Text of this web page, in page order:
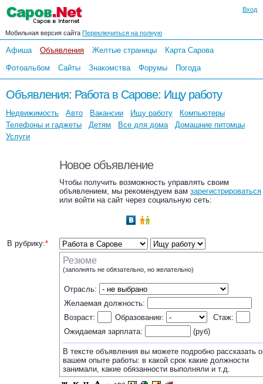
Вход
Мобильная версия сайта Переключиться на полную
Афиша Объявления Желтые страницы
Карта Сарова
Фотоальбом
Сайты Знакомства Форумы Погода
Объявления: Работа в Сарове: Ищу работу
Недвижимость Авто Вакансии Ищу работу
Компьютеры
Телефоны и гаджеты
Детям Все для дома
Домашние питомцы
Услуги
Новое объявление
Чтобы получить возможность управлять своим
объявлением, мы рекомендуем вам зарегистрироваться
или войти на сайт через социальную сеть:
В рубрику:*
Резюме
(заполнять не обязательно, но желательно)
Отрасль:
Желаемая должность:
Возраст:
Образование:
Стаж:
Ожидаемая зарплата:
(руб)
В тексте объявления вы можете подробно рассказать о
вашем опыте работы: в какой срок какие должности
занимали, какие обязанности выполняли и т.д.